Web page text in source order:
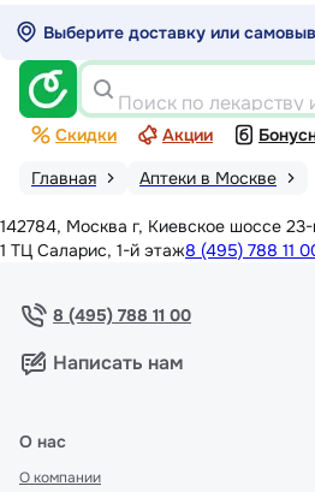
Выберите доставку или
Поиск по
Скидки Акции
Главная
Аптеки в Москве
142784, Москва г, Киевское шоссе
1 ТЦ Саларис, 1-й этаж8 (495) 788 11
8 (495) 788 11 00
Написать нам
О нас
О компании